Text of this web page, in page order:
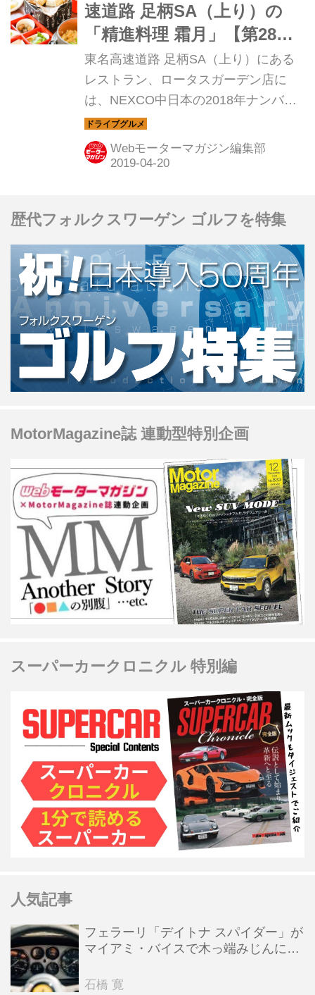
速道路 足柄SA（上り）の
「精進料理 霜月」【第28
回】
東名高速道路 足柄SA（上り）にある
レストラン、ロータスガーデン店に
は、NEXCO中日本の2018年ナンバー1
メニュー「精進料理 霜月（しもつ
き）」がある。
Webモーターマガジン編集部
歴代フォルクスワーゲン ゴルフを特集
MotorMagazine誌 連動型特別企画
スーパーカークロニクル 特別編
人気記事
フェラーリ「デイトナ スパイダー」が
マイアミ・バイスで木っ端みじんにな
石橋 寛